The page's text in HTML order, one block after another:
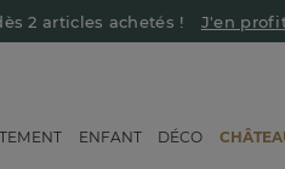
dès 90€ d’achat
avec Colissimo* !
ENFANT DÉCO